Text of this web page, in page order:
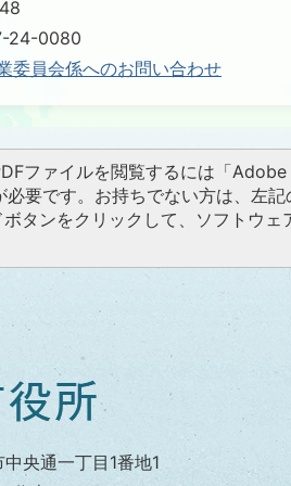
24-0080
委員会係へのお問い合わせ
ファイルを閲覧するには「
必要です。お持ちでない方は、左
タンをクリックして、ソフトウ
央通一丁目1番地1